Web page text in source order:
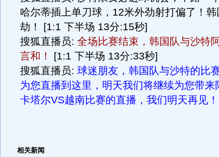
哈尔蒂插上单刀球，12米外劲射打偏了！
劫！ [1:1 下半场 13分:15秒]
搜狐直播员: 全场比赛结束，韩国队与沙特
言和！
[1:1 下半场 13分:33秒]
搜狐直播员: 球迷朋友，韩国队与沙特的比
为您直播到这里，明天我们将继续为您带来
卡塔尔VS越南比赛的直播，我们明天再见！
相关新闻